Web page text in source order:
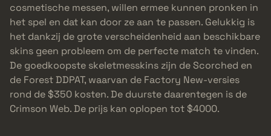
cosmetische messen, willen ermee kunnen pronken in
het spel en dat kan door ze aan te passen. Gelukkig is
het dankzij de grote verscheidenheid aan beschikbare
skins geen probleem om de perfecte match te vinden.
De goedkoopste skeletmesskins zijn de Scorched en
de Forest DDPAT, waarvan de Factory New-versies
rond de $350 kosten. De duurste daarentegen is de
Crimson Web. De prijs kan oplopen tot $4000.